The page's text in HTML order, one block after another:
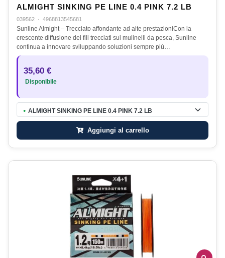
ALMIGHT SINKING PE LINE 0.4 PINK 7.2 LB
039562 · 4968813545681
Sunline Almight – Trecciato affondante ad alte prestazioniCon la
crescente diffusione dei fili trecciati sui mulinelli da pesca, Sunline
continua a innovare sviluppando soluzioni sempre più…
35,60 €
Disponibile
● ALMIGHT SINKING PE LINE 0.4 PINK 7.2 LB
Aggiungi al carrello